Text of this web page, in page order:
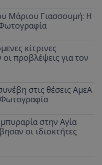
Μάριου Γιασσουμή: Η
κίτρινες
προβλέψεις για τον
στις θέσεις ΑμεΑ
στην Αγία
οι ιδιοκτήτες